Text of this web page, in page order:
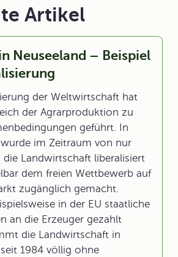
Artikel
Neuseeland – Beispiel
der Weltwirtschaft hat
der Agrarproduktion zu
geführt. In
im Zeitraum von nur
die Landwirtschaft liberalisiert
dem freien Wettbewerb auf
zugänglich gemacht.
in der EU staatliche
an die Erzeuger gezahlt
die Landwirtschaft in
1984 völlig ohne